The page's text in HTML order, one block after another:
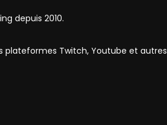
depuis 2010.
plateformes Twitch, Youtube et autres